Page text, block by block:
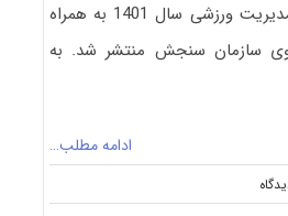
سوالات آزمون دکتری مدیریت ورزشی سال 1401 به همراه
سازمان سنجش منتشر شد. به
ادامه مطلب…
on
دانلود